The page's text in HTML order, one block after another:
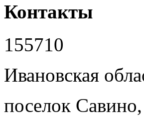
Контакты
155710
Ивановская
поселок Савино,